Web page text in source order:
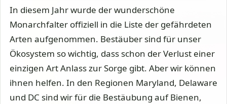
In diesem Jahr wurde der wunderschöne
Monarchfalter offiziell in die Liste der gefährdeten
Arten aufgenommen. Bestäuber sind für unser
Ökosystem so wichtig, dass schon der Verlust einer
einzigen Art Anlass zur Sorge gibt. Aber wir können
ihnen helfen. In den Regionen Maryland, Delaware
und DC sind wir für die Bestäubung auf Bienen,